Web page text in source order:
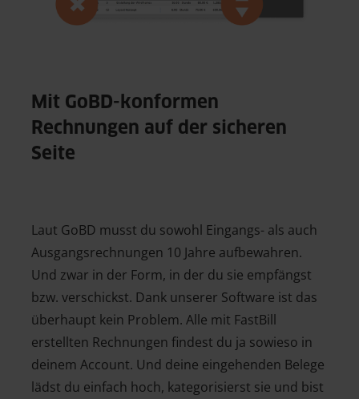
Mit GoBD-konformen
Rechnungen auf der sicheren
Seite
Laut GoBD musst du sowohl Eingangs- als auch
Ausgangsrechnungen 10 Jahre aufbewahren.
Und zwar in der Form, in der du sie empfängst
bzw. verschickst. Dank unserer Software ist das
überhaupt kein Problem. Alle mit FastBill
erstellten Rechnungen findest du ja sowieso in
deinem Account. Und deine eingehenden Belege
lädst du einfach hoch, kategorisierst sie und bist